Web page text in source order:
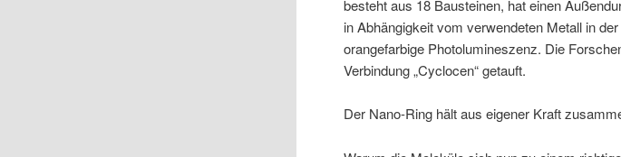
besteht aus 18 Bausteinen, hat einen
in Abhängigkeit vom verwendeten Metall in
orangefarbige Photolumineszenz. Die
Verbindung „Cyclocen“ getauft.
Der Nano-Ring hält aus eigener Kraft